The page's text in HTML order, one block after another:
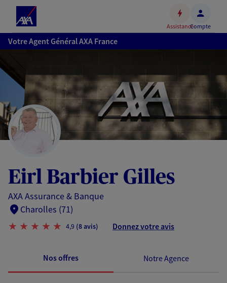
Accéder
au
Accéder
au
pied
de
page
AssistanceCompte
Votre Agent Général AXA France
Eirl Barbier Gilles
AXA Assurance & Banque
Charolles (71)
4,9 (8 avis) Donnez votre avis
Nos offres Notre Agence